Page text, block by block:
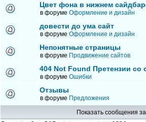
Цвет фона в нижнем
в форуме Оформление и дизайн
довести до ума сайт
в форуме Оформление и дизайн
Непонятные страницы
в форуме Продвижение сайтов
404 Not Found Претензии
в форуме Ошибки
Отзывы
в форуме Предложения
Показать сообщения